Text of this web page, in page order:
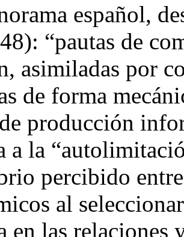
español,
“pautas de
asimiladas por
de forma
producción
a la
percibido
al
en las relaciones